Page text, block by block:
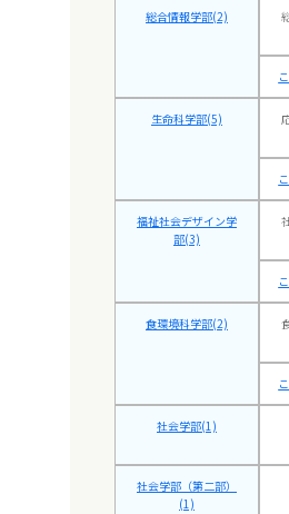
総合情報学部(2)
生命科学部(5)
福祉社会デザイン学
部(3)
食環境科学部(2)
社会学部(1)
社会学部（第二部）
(1)